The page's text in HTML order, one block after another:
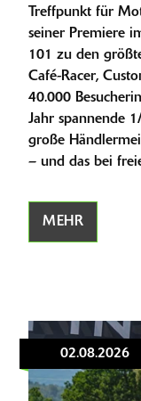
Treffpunkt für
seiner Premiere
101 zu den
Café-Racer,
40.000
Jahr spannende
große
– und das bei
MEHR
02.08.2026